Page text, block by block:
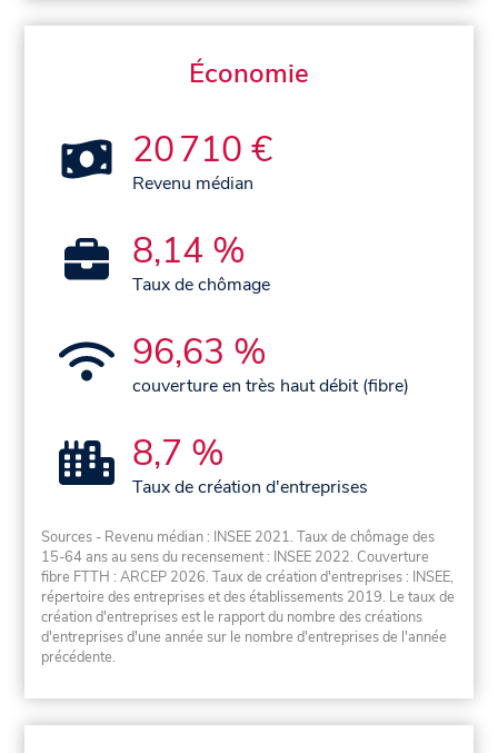
Économie
20 710 €
Revenu médian
8,14 %
Taux de chômage
96,63 %
couverture en très haut débit (fibre)
8,7 %
Taux de création d'entreprises
Sources - Revenu médian : INSEE 2021. Taux de chômage des
15-64 ans au sens du recensement : INSEE 2022. Couverture
fibre FTTH : ARCEP 2026. Taux de création d'entreprises : INSEE,
répertoire des entreprises et des établissements 2019. Le taux de
création d'entreprises est le rapport du nombre des créations
d'entreprises d'une année sur le nombre d'entreprises de l'année
précédente.